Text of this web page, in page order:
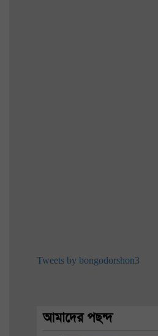
Tweets by bongodorshon3
আমাদের পছন্দ